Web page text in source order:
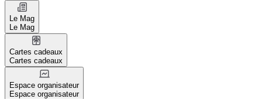
Le Mag
Le Mag
Cartes cadeaux
Cartes cadeaux
Espace organisateur
Espace organisateur